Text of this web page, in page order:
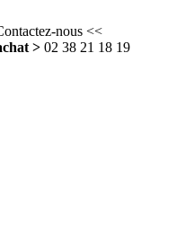
nous <<
> 02 38 21 18 19